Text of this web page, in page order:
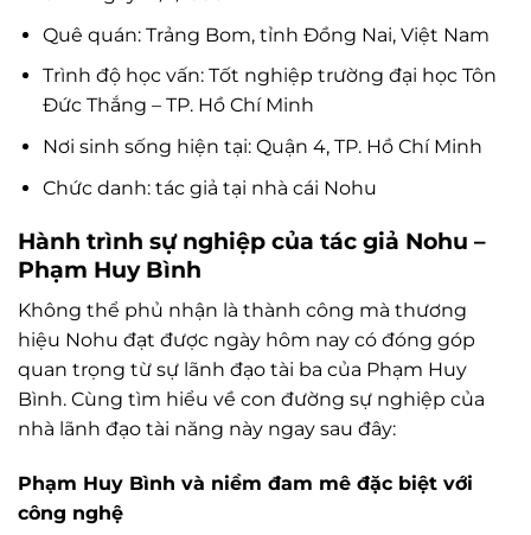
Quê quán: Trảng Bom, tỉnh Đồng Nai, Việt Nam
Trình độ học vấn: Tốt nghiệp trường đại học Tôn
Đức Thắng – TP. Hồ Chí Minh
Nơi sinh sống hiện tại: Quận 4, TP. Hồ Chí Minh
Chức danh: tác giả tại nhà cái Nohu
Hành trình sự nghiệp của tác giả Nohu –
Phạm Huy Bình
Không thể phủ nhận là thành công mà thương
hiệu Nohu đạt được ngày hôm nay có đóng góp
quan trọng từ sự lãnh đạo tài ba của Phạm Huy
Bình. Cùng tìm hiểu về con đường sự nghiệp của
nhà lãnh đạo tài năng này ngay sau đây:
Phạm Huy Bình và niềm đam mê đặc biệt với
công nghệ